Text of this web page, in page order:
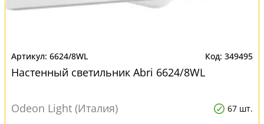
6624/8WL 349495
Настенный светильник Abri 6624/8WL
Odeon Light (Италия) 67 шт.